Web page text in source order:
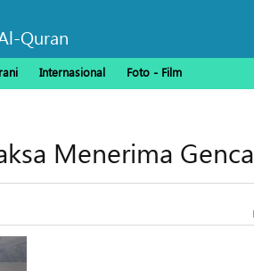
Quran
Internasional Foto - Film
Menerima